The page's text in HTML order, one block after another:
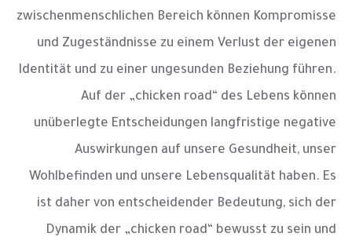
zwischenmenschlichen Bereich können Kompromisse
und Zugeständnisse zu einem Verlust der eigenen
Identität und zu einer ungesunden Beziehung führen.
Auf der „chicken road“ des Lebens können
unüberlegte Entscheidungen langfristige negative
Auswirkungen auf unsere Gesundheit, unser
Wohlbefinden und unsere Lebensqualität haben. Es
ist daher von entscheidender Bedeutung, sich der
Dynamik der „chicken road“ bewusst zu sein und